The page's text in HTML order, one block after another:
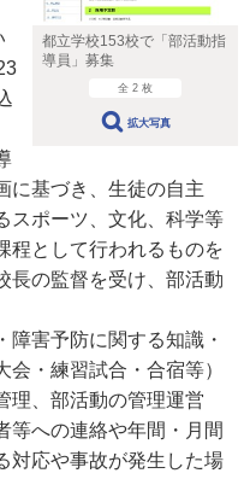
都立学校153校で「部活動指
導員」募集
全 2 枚
拡大写真
に基づき、生徒の自主
スポーツ、文化、科学等
程として行われるものを
長の監督を受け、部活動
害予防に関する知識・
・練習試合・合宿等）
理、部活動の管理運営
等への連絡や年間・月間
対応や事故が発生した場